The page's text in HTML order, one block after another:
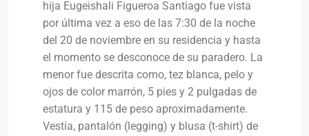
hija Eugeishali Figueroa Santiago fue vista
por última vez a eso de las 7:30 de la noche
del 20 de noviembre en su residencia y hasta
el momento se desconoce de su paradero. La
menor fue descrita como, tez blanca, pelo y
ojos de color marrón, 5 pies y 2 pulgadas de
estatura y 115 de peso aproximadamente.
Vestía, pantalón (legging) y blusa (t-shirt) de